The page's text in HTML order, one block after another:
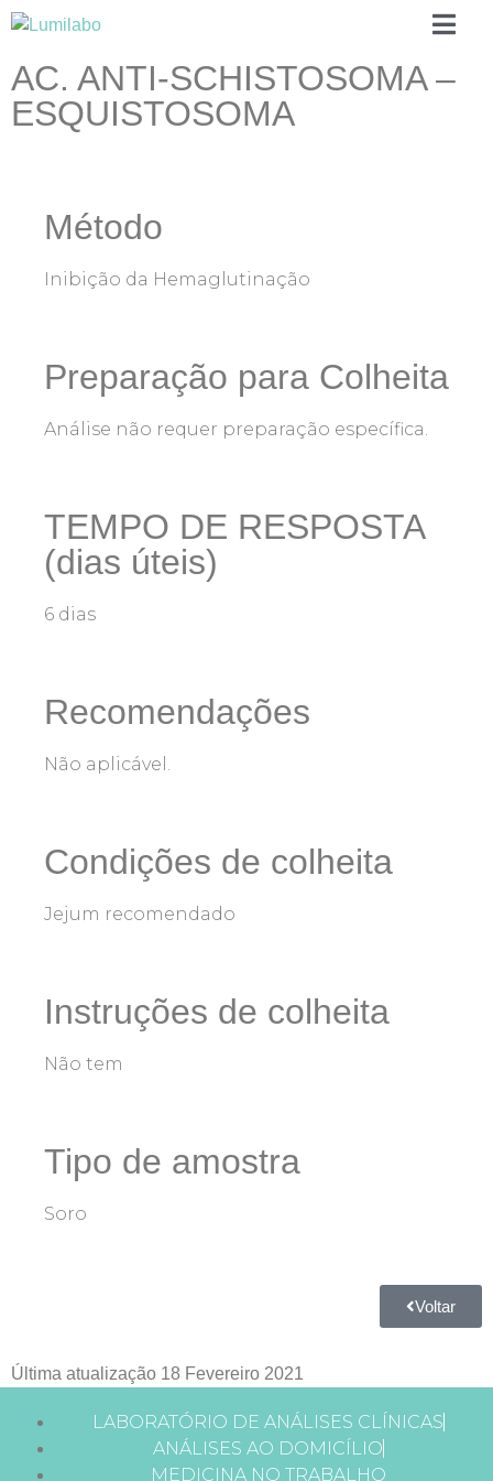
AC. ANTI-SCHISTOSOMA –
ESQUISTOSOMA
Método
Inibição da Hemaglutinação
Preparação para Colheita
Análise não requer preparação específica.
TEMPO DE RESPOSTA
(dias úteis)
6 dias
Recomendações
Não aplicável.
Condições de colheita
Jejum recomendado
Instruções de colheita
Não tem
Tipo de amostra
Soro
Voltar
Última atualização 18 Fevereiro 2021
LABORATÓRIO DE ANÁLISES CLÍNICAS
ANÁLISES AO DOMICÍLIO
MEDICINA NO TRABALHO